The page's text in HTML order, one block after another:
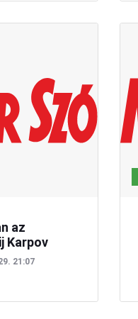
az
Karpov
21:07